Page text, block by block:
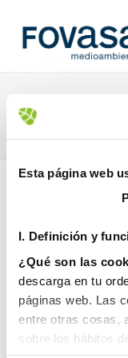
Esta página web
I. Definición y
¿Qué son las
descarga en tu
páginas web. Las
entre otras cosas,
sobre los hábitos
27 noviembre,